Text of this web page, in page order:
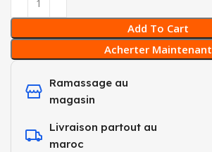
Add To Cart
Acherter Maintenant
Ramassage au
magasin
Livraison partout au
maroc